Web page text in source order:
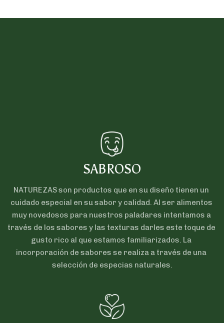
SABROSO
NATUREZAS son productos que en su diseño tienen un
cuidado especial en su sabor y calidad. Al ser alimentos
muy novedosos para nuestros paladares intentamos a
través de los sabores y las texturas darles este toque de
gusto rico al que estamos familiarizados. La
incorporación de sabores se realiza a través de una
selección de especias naturales.